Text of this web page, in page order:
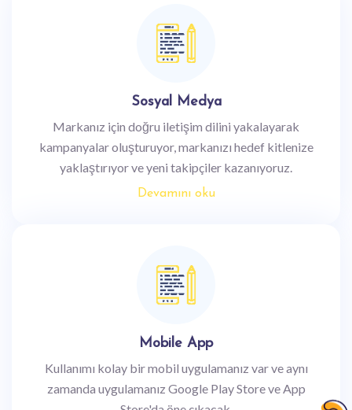
Sosyal Medya
Markanız için doğru iletişim dilini yakalayarak
kampanyalar oluşturuyor, markanızı hedef kitlenize
yaklaştırıyor ve yeni takipçiler kazanıyoruz.
Devamını oku
Mobile App
Kullanımı kolay bir mobil uygulamanız var ve aynı
zamanda uygulamanız Google Play Store ve App